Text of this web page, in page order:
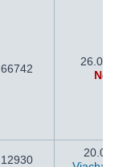
66742
12930